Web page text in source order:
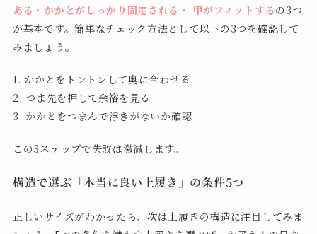
ある・かかとがしっかり固定される・ 甲がフィットするの3つ
が基本です。簡単なチェック方法として以下の3つを確認して
みましょう。
1. かかとをトントンして奥に合わせる
2. つま先を押して余裕を見る
3. かかとをつまんで浮きがないか確認
この3ステップで失敗は激減します。
構造で選ぶ「本当に良い上履き」の条件5つ
正しいサイズがわかったら、次は上履きの構造に注目してみま